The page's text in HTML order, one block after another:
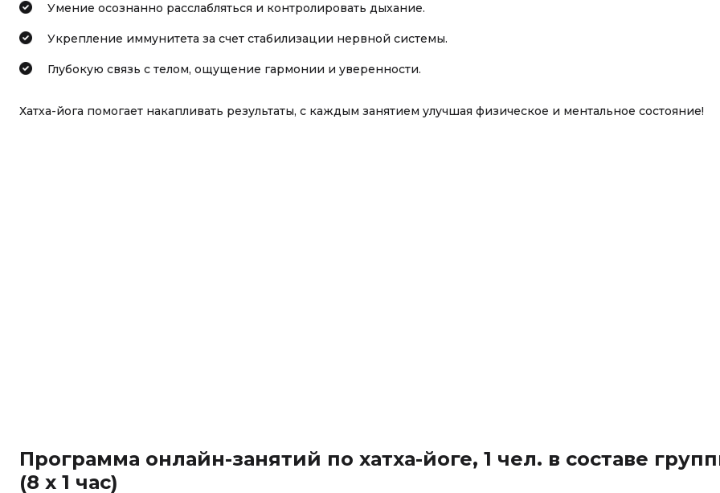
Умение осознанно расслабляться и контролировать дыхание.
Укрепление иммунитета за счет стабилизации нервной системы.
Глубокую связь с телом, ощущение гармонии и уверенности.
Хатха-йога помогает накапливать результаты, с каждым занятием улучшая физическое и ментальное состояние!
Программа онлайн-занятий по хатха-йоге, 1 чел. в составе
(8 х 1 час)